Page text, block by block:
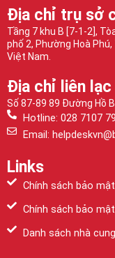
Địa chỉ trụ sở
Tầng 7 khu B [7-1-2],
phố 2, Phường Hoà
Việt Nam.
Địa chỉ liên lạc
Số 87-89 89 Đường Hồ
Hotline: 028 7107
Email:
Links
Chính sách bảo
Chính sách bảo
Danh sách nhà